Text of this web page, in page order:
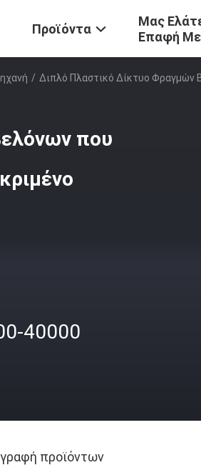
Προϊόντα
Μας
Επαφή Με
/ Διπλό Πλαστικό Δίκτυο Φραγμών
που
40000
προϊόντων